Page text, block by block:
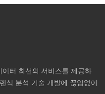
터 최선의 서비스를 제공하
식 분석 기술 개발에 끊임없이